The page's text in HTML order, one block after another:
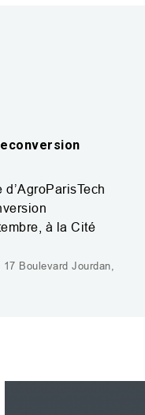
à la Cité
Boulevard Jourdan,